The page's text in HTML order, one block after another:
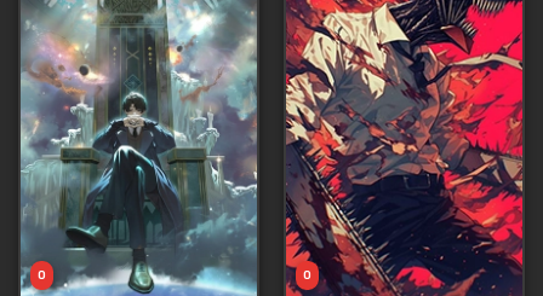
Tập 19
Tập 20
Tập 21
Tập 22
Tập 23
Tập 24
Tập 25
0 0